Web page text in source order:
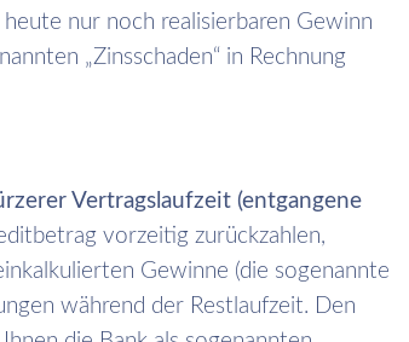
nur noch realisierbaren Gewinn
„Zinsschaden“ in Rechnung
Vertragslaufzeit (entgangene
vorzeitig zurückzahlen,
Gewinne (die sogenannte
während der Restlaufzeit. Den